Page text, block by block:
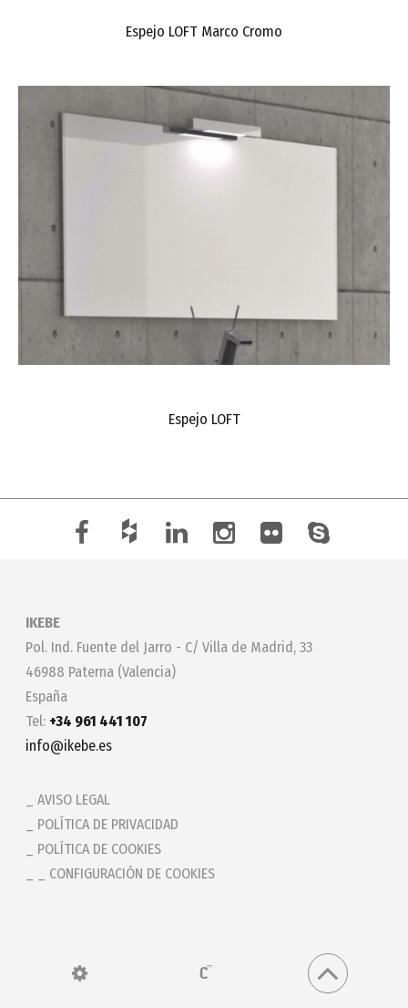
Espejo LOFT Marco Cromo
Espejo LOFT
IKEBE
Pol. Ind. Fuente del Jarro - C/ Villa de Madrid, 33
46988 Paterna (Valencia)
España
Tel: +34 961 441 107
info@ikebe.es
AVISO LEGAL
POLÍTICA DE PRIVACIDAD
POLÍTICA DE COOKIES
_ CONFIGURACIÓN DE COOKIES